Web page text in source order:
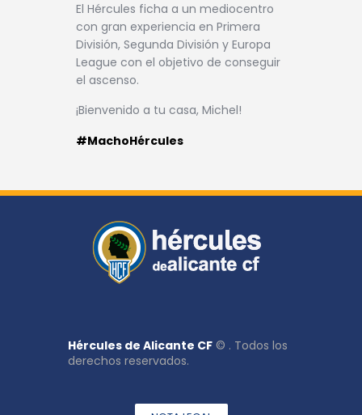
El Hércules ficha a un mediocentro
con gran experiencia en Primera
División, Segunda División y Europa
League con el objetivo de conseguir
el ascenso.
¡Bienvenido a tu casa, Michel!
#MachoHércules
Hércules de Alicante CF © . Todos los
derechos reservados.